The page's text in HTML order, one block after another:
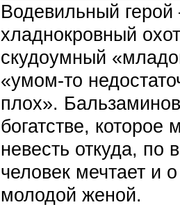
Водевильный
хладнокровный
скудоумный «м
«умом-то
плох».
богатстве, которое
невесть откуда, по
человек мечтает и
молодой женой.